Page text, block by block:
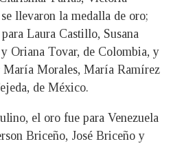
llevaron la medalla de oro;
Laura Castillo, Susana
Oriana Tovar, de Colombia, y
María Morales, María Ramírez
de México.
el oro fue para Venezuela
Briceño, José Briceño y